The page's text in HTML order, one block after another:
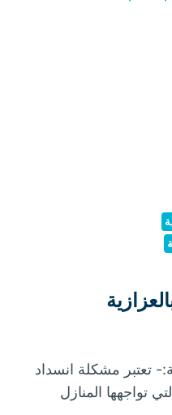
تعتبر مشكلة انسداد
تواجهها المنازل